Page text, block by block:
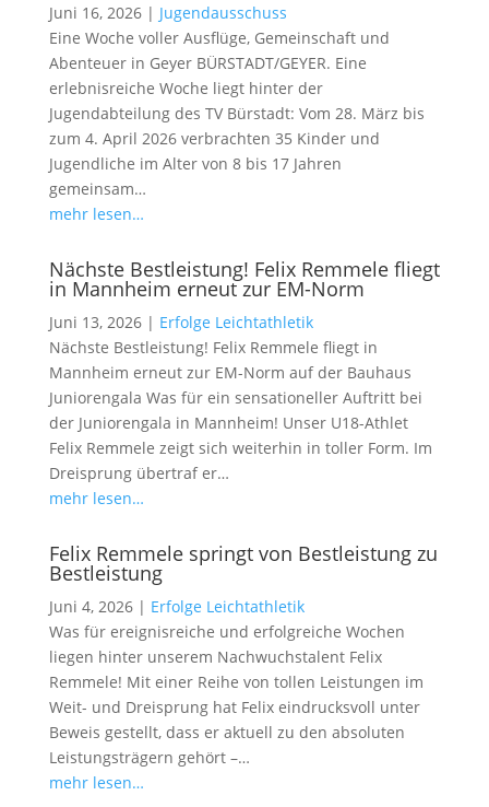
Juni 16, 2026| Jugendausschuss
Eine Woche voller Ausflüge, Gemeinschaft und
Abenteuer in Geyer BÜRSTADT/GEYER. Eine
erlebnisreiche Woche liegt hinter der
Jugendabteilung des TV Bürstadt: Vom 28. März bis
zum 4. April 2026 verbrachten 35 Kinder und
Jugendliche im Alter von 8 bis 17 Jahren
gemeinsam…
mehr lesen…
Nächste Bestleistung! Felix Remmele fliegt
in Mannheim erneut zur EM-Norm
Juni 13, 2026| Erfolge Leichtathletik
Nächste Bestleistung! Felix Remmele fliegt in
Mannheim erneut zur EM-Norm auf der Bauhaus
Juniorengala Was für ein sensationeller Auftritt bei
der Juniorengala in Mannheim! Unser U18-Athlet
Felix Remmele zeigt sich weiterhin in toller Form. Im
Dreisprung übertraf er…
mehr lesen…
Felix Remmele springt von Bestleistung zu
Bestleistung
Juni 4, 2026| Erfolge Leichtathletik
Was für ereignisreiche und erfolgreiche Wochen
liegen hinter unserem Nachwuchstalent Felix
Remmele! Mit einer Reihe von tollen Leistungen im
Weit- und Dreisprung hat Felix eindrucksvoll unter
Beweis gestellt, dass er aktuell zu den absoluten
Leistungsträgern gehört –…
mehr lesen…